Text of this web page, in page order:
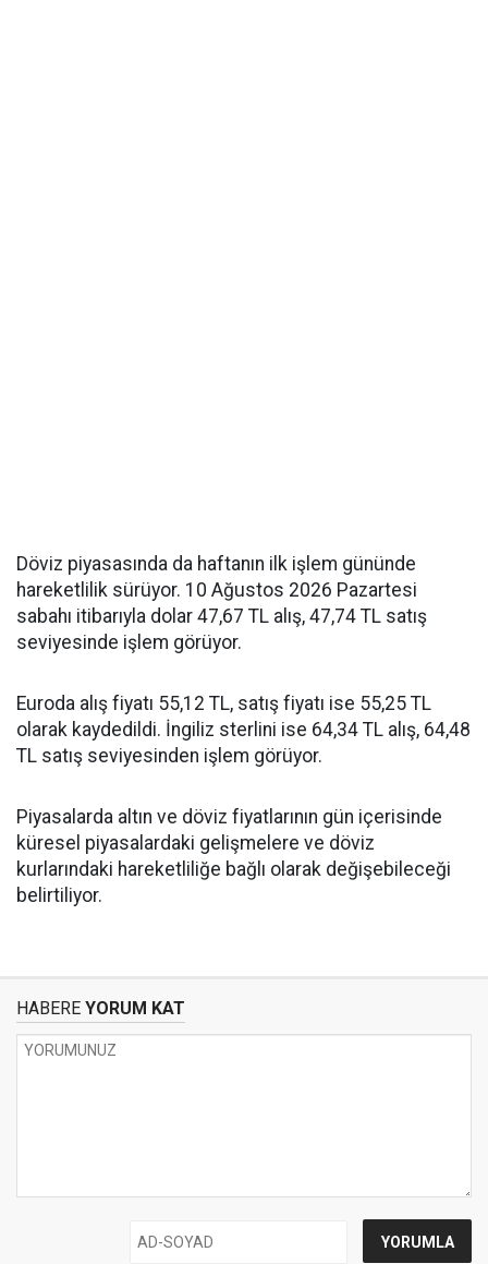
Döviz piyasasında da haftanın ilk işlem gününde
hareketlilik sürüyor. 10 Ağustos 2026 Pazartesi
sabahı itibarıyla dolar 47,67 TL alış, 47,74 TL satış
seviyesinde işlem görüyor.
Euroda alış fiyatı 55,12 TL, satış fiyatı ise 55,25 TL
olarak kaydedildi. İngiliz sterlini ise 64,34 TL alış, 64,48
TL satış seviyesinden işlem görüyor.
Piyasalarda altın ve döviz fiyatlarının gün içerisinde
küresel piyasalardaki gelişmelere ve döviz
kurlarındaki hareketliliğe bağlı olarak değişebileceği
belirtiliyor.
HABERE YORUM KAT